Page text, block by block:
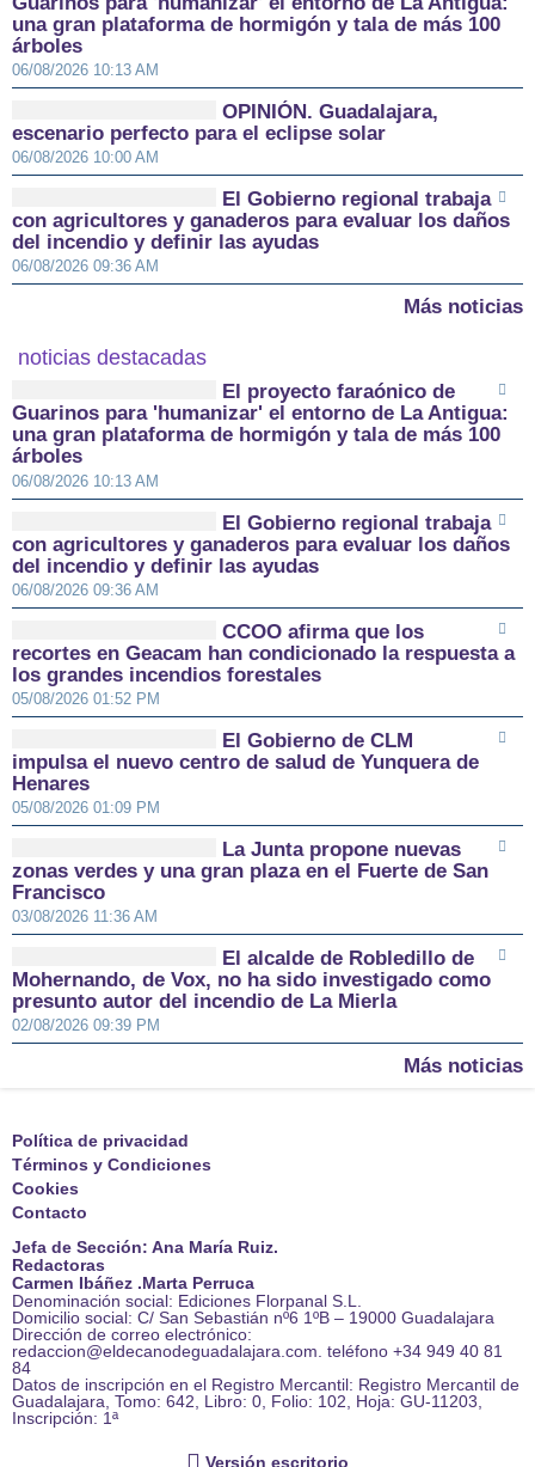
una gran plataforma de hormigón y tala de más 100
árboles
06/08/2026 10:13 AM
OPINIÓN. Guadalajara,
escenario perfecto para el eclipse solar
06/08/2026 10:00 AM
El Gobierno regional trabaja
con agricultores y ganaderos para evaluar los daños
del incendio y definir las ayudas
06/08/2026 09:36 AM
Más noticias
noticias destacadas
El proyecto faraónico de
Guarinos para 'humanizar' el entorno de La Antigua:
una gran plataforma de hormigón y tala de más 100
árboles
06/08/2026 10:13 AM
El Gobierno regional trabaja
con agricultores y ganaderos para evaluar los daños
del incendio y definir las ayudas
06/08/2026 09:36 AM
CCOO afirma que los
recortes en Geacam han condicionado la respuesta a
los grandes incendios forestales
05/08/2026 01:52 PM
El Gobierno de CLM
impulsa el nuevo centro de salud de Yunquera de
Henares
05/08/2026 01:09 PM
La Junta propone nuevas
zonas verdes y una gran plaza en el Fuerte de San
Francisco
03/08/2026 11:36 AM
El alcalde de Robledillo de
Mohernando, de Vox, no ha sido investigado como
presunto autor del incendio de La Mierla
02/08/2026 09:39 PM
Más noticias
Política de privacidad
Términos y Condiciones
Cookies
Contacto
Jefa de Sección: Ana María Ruiz.
Redactoras
Carmen Ibáñez .Marta Perruca
Denominación social: Ediciones Florpanal S.L.
Domicilio social: C/ San Sebastián nº6 1ºB – 19000 Guadalajara
Dirección de correo electrónico:
redaccion@eldecanodeguadalajara.com. teléfono +34 949 40 81
84
Datos de inscripción en el Registro Mercantil: Registro Mercantil de
Guadalajara, Tomo: 642, Libro: 0, Folio: 102, Hoja: GU-11203,
Inscripción: 1ª
Versión escritorio